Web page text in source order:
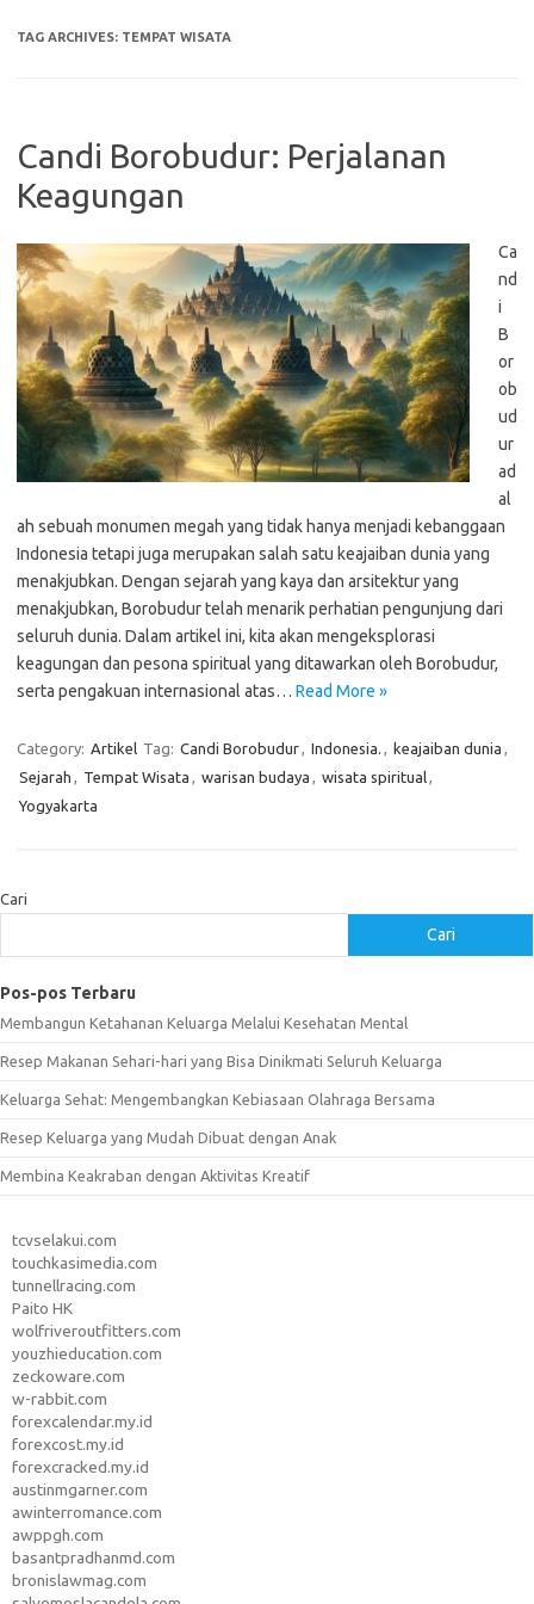
TAG ARCHIVES: TEMPAT WISATA
Candi Borobudur: Perjalanan
Keagungan
Ca
nd
i
B
or
ob
ud
ur
ad
al
ah sebuah monumen megah yang tidak hanya menjadi kebanggaan
Indonesia tetapi juga merupakan salah satu keajaiban dunia yang
menakjubkan. Dengan sejarah yang kaya dan arsitektur yang
menakjubkan, Borobudur telah menarik perhatian pengunjung dari
seluruh dunia. Dalam artikel ini, kita akan mengeksplorasi
keagungan dan pesona spiritual yang ditawarkan oleh Borobudur,
serta pengakuan internasional atas… Read More »
Category: Artikel Tag: Candi Borobudur, Indonesia. , keajaiban dunia ,
Sejarah , Tempat Wisata , warisan budaya , wisata spiritual,
Yogyakarta
Cari
Cari
Pos-pos Terbaru
Membangun Ketahanan Keluarga Melalui Kesehatan Mental
Resep Makanan Sehari-hari yang Bisa Dinikmati Seluruh Keluarga
Keluarga Sehat: Mengembangkan Kebiasaan Olahraga Bersama
Resep Keluarga yang Mudah Dibuat dengan Anak
Membina Keakraban dengan Aktivitas Kreatif
tcvselakui.com
touchkasimedia.com
tunnellracing.com
Paito HK
wolfriveroutfitters.com
youzhieducation.com
zeckoware.com
w-rabbit.com
forexcalendar.my.id
forexcost.my.id
forexcracked.my.id
austinmgarner.com
awinterromance.com
awppgh.com
basantpradhanmd.com
bronislawmag.com